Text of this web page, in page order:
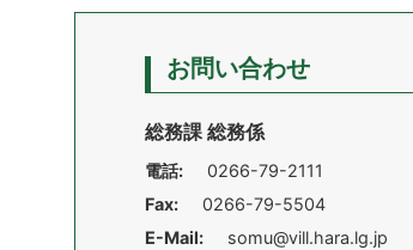
お問い合わせ
総務課 総務係
電話:
0266-79-2111
Fax:
0266-79-5504
E-Mail:
somu@vill.hara.lg.jp